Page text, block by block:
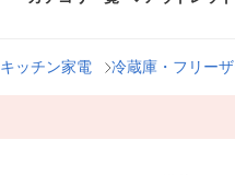
キッチン家電 冷蔵庫・フリー